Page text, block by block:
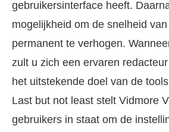
gebruikersinterface heeft.
mogelijkheid om de snelheid
permanent te verhogen.
zult u zich een ervaren
het uitstekende doel van de
Last but not least stelt Vidmore
gebruikers in staat om de